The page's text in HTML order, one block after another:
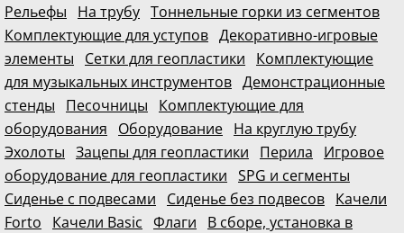
Рельефы
На трубу Тоннельные горки из сегментов
Комплектующие для уступов Декоративно-игровые
элементы
Сетки для геопластики
Комплектующие
для музыкальных инструментов Демонстрационные
стенды
Песочницы
Комплектующие для
оборудования
Оборудование На круглую трубу
Эхолоты Зацепы для геопластики Перила
Игровое
оборудование для геопластики SPG и сегменты
Сиденье с подвесами
Сиденье без подвесов Качели
Forto
Качели Basic Флаги
В сборе, установка в